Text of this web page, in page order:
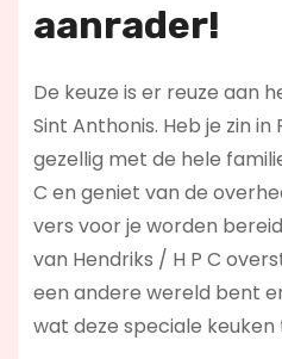
aanrader!
De keuze is er reuze aan
Sint Anthonis. Heb je zin
gezellig met de hele
C en geniet van de
vers voor je worden
van Hendriks / H P C
een andere wereld bent
wat deze speciale